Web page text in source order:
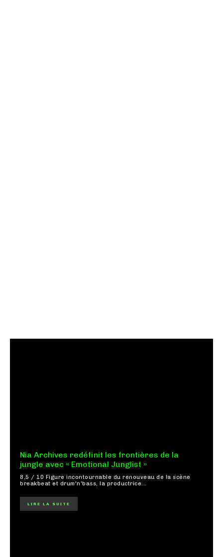
Nia Archives redéfinit les frontières de la
jungle avec « Emotional Junglist »
8,5 / 10 Figure incontournable du renouveau de la scène
breakbeat et drum'n'bass, la productrice...
LIRE LA SUITE